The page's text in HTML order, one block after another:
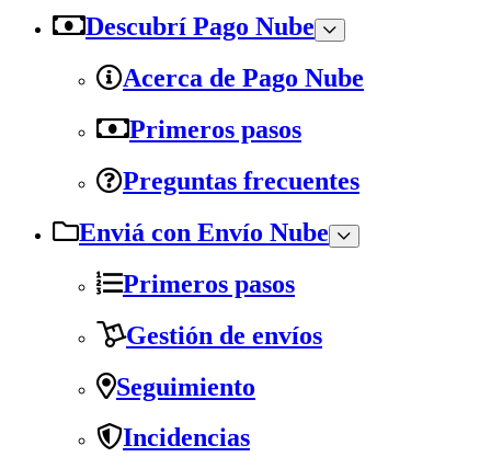
Descubrí Pago Nube
Acerca de Pago Nube
Primeros pasos
Preguntas frecuentes
Enviá con Envío Nube
Primeros pasos
Gestión de envíos
Seguimiento
Incidencias